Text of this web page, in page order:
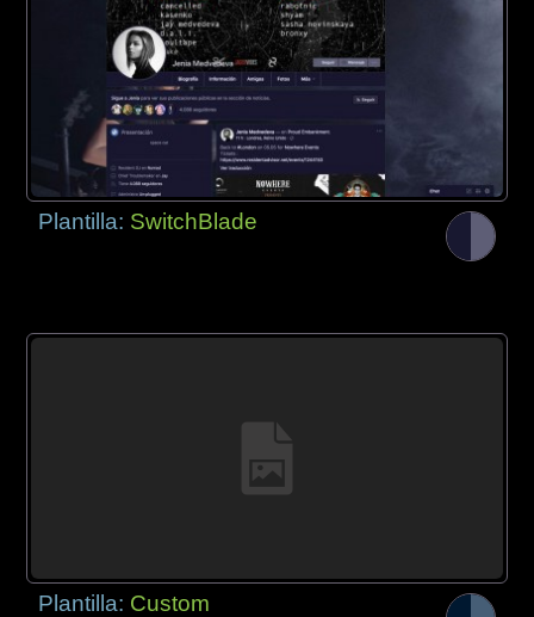
Plantilla: SwitchBlade
Plantilla: Custom